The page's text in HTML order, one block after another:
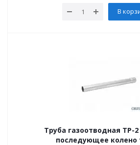
В
Труба газоотводная ТР-2 (первое и
последующее колено